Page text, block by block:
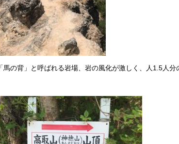
「馬の背」と呼ばれる岩場、岩の風化が激しく、人1.5人